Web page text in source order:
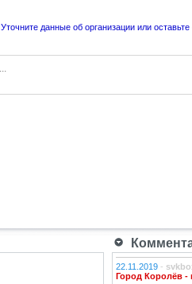
Уточните данные об организации или оставьте
22.11.2019 -
Город Королёв -